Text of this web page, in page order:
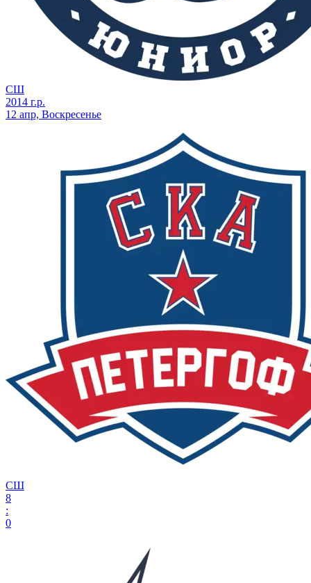
СШ
2014 г.р.
12 апр, Воскресенье
СШ
8
:
0